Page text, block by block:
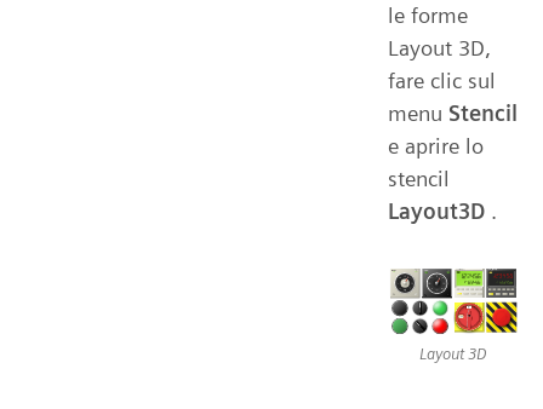
le forme
Layout 3D,
fare clic sul
menu Stencil
e aprire lo
stencil
Layout3D .
Layout 3D